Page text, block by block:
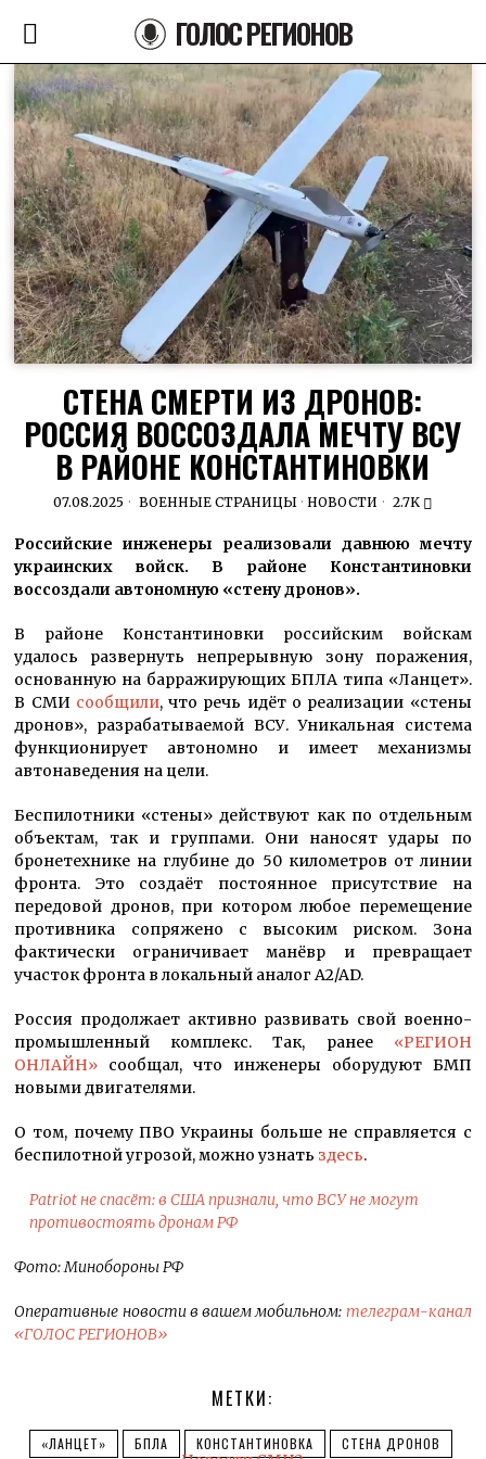
ГОЛОС РЕГИОНОВ
СТЕНА СМЕРТИ ИЗ ДРОНОВ:
РОССИЯ ВОССОЗДАЛА МЕЧТУ ВСУ
В РАЙОНЕ КОНСТАНТИНОВКИ
07.08.2025 ВОЕННЫЕ СТРАНИЦЫ · НОВОСТИ 2.7K
Российские инженеры реализовали давнюю мечту
украинских войск. В районе Константиновки
воссоздали автономную «стену дронов».
В районе Константиновки российским войскам
удалось развернуть непрерывную зону поражения,
основанную на барражирующих БПЛА типа «Ланцет».
В СМИ сообщили, что речь идёт о реализации «стены
дронов», разрабатываемой ВСУ. Уникальная система
функционирует автономно и имеет механизмы
автонаведения на цели.
Беспилотники «стены» действуют как по отдельным
объектам, так и группами. Они наносят удары по
бронетехнике на глубине до 50 километров от линии
фронта. Это создаёт постоянное присутствие на
передовой дронов, при котором любое перемещение
противника сопряжено с высоким риском. Зона
фактически ограничивает манёвр и превращает
участок фронта в локальный аналог A2/AD.
Россия продолжает активно развивать свой военно-
промышленный комплекс. Так, ранее «РЕГИОН
ОНЛАЙН» сообщал, что инженеры оборудуют БМП
новыми двигателями.
О том, почему ПВО Украины больше не справляется с
беспилотной угрозой, можно узнать здесь.
Patriot не спасёт: в США признали, что ВСУ не могут
противостоять дронам РФ
Фото: Минобороны РФ
Оперативные новости в вашем мобильном: телеграм-канал
«ГОЛОС РЕГИОНОВ»
МЕТКИ:
«ЛАНЦЕТ» БПЛА КОНСТАНТИНОВКА СТЕНА ДРОНОВ